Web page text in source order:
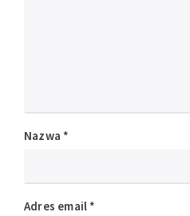
Nazwa *
Adres email *